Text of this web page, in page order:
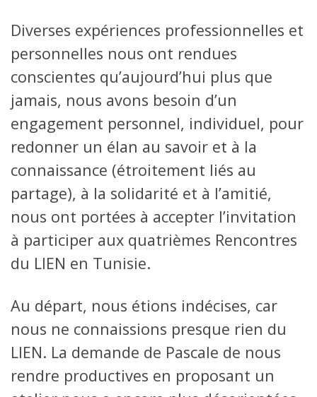
Diverses expériences professionnelles et
personnelles nous ont rendues
conscientes qu’aujourd’hui plus que
jamais, nous avons besoin d’un
engagement personnel, individuel, pour
redonner un élan au savoir et à la
connaissance (étroitement liés au
partage), à la solidarité et à l’amitié,
nous ont portées à accepter l’invitation
à participer aux quatrièmes Rencontres
du LIEN en Tunisie.
Au départ, nous étions indécises, car
nous ne connaissions presque rien du
LIEN. La demande de Pascale de nous
rendre productives en proposant un